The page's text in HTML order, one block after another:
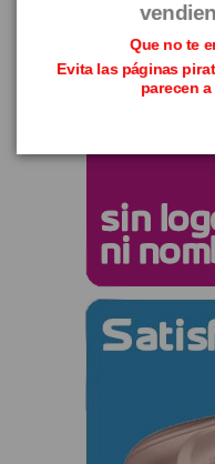
Que no te
Evita las páginas
parecen